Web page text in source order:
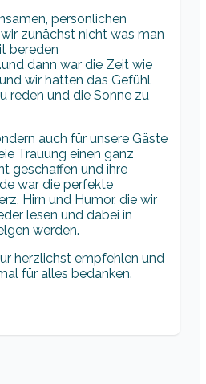
persönlichen
zunächst nicht was man
bereden
dann war die Zeit wie
wir hatten das Gefühl
reden und die Sonne zu
auch für unsere Gäste
Trauung einen ganz
geschaffen und ihre
war die perfekte
Hirn und Humor, die wir
lesen und dabei in
werden.
herzlichst empfehlen und
für alles bedanken.